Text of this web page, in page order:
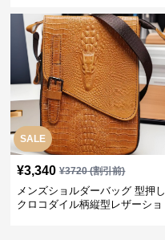
SALE
¥3,340 ¥3720(割引前)
メンズショルダーバッグ 型押し
クロコダイル柄縦型レザーショ